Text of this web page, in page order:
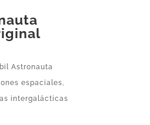
Astronauta
espaciales,
intergalácticas